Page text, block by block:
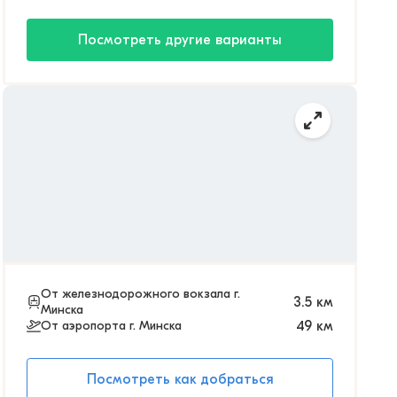
Посмотреть другие варианты
От железнодорожного вокзала г.
Минска
3.5 км
От аэропорта г. Минска 49 км
Посмотреть как добраться